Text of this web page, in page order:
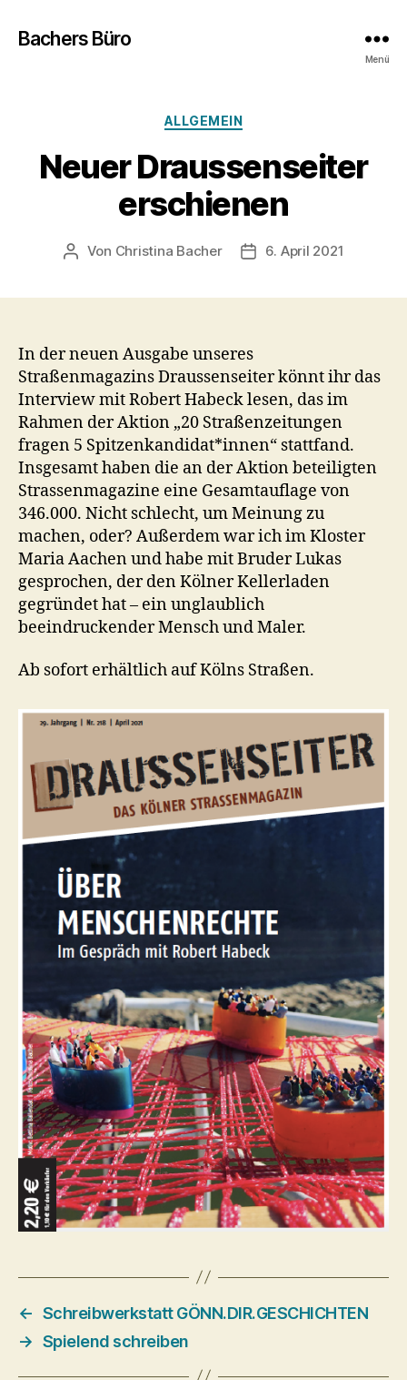
Bachers Büro
Menü
Kategorien
ALLGEMEIN
Neuer Draussenseiter
erschienen
Beitragsautor
Von Christina Bacher Veröffentlichungsdatum
6. April 2021
In der neuen Ausgabe unseres
Straßenmagazins Draussenseiter könnt ihr das
Interview mit Robert Habeck lesen, das im
Rahmen der Aktion „20 Straßenzeitungen
fragen 5 Spitzenkandidat*innen“ stattfand.
Insgesamt haben die an der Aktion beteiligten
Strassenmagazine eine Gesamtauflage von
346.000. Nicht schlecht, um Meinung zu
machen, oder? Außerdem war ich im Kloster
Maria Aachen und habe mit Bruder Lukas
gesprochen, der den Kölner Kellerladen
gegründet hat – ein unglaublich
beeindruckender Mensch und Maler.
Ab sofort erhältlich auf Kölns Straßen.
← Schreibwerkstatt GÖNN.DIR.GESCHICHTEN
→ Spielend schreiben